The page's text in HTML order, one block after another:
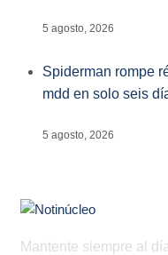
5 agosto, 2026
Spiderman rompe
mdd en solo seis
5 agosto, 2026
Mantente siempre al